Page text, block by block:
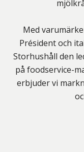
Med
Président och
Storhushåll den
på foodservice-
erbjuder vi